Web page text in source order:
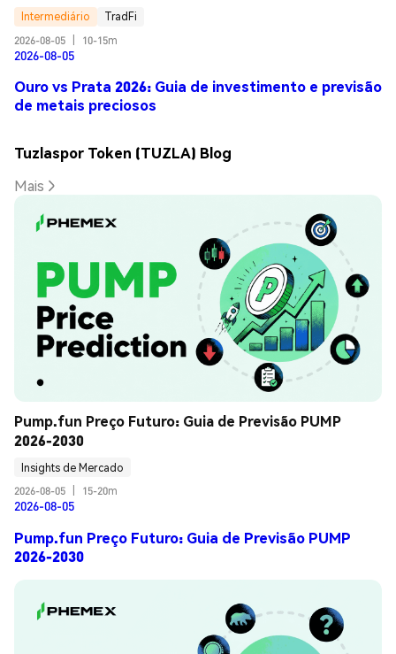
Intermediário
TradFi
2026-08-05
10-15m
2026-08-05
Ouro vs Prata 2026: Guia de investimento e previsão
de metais preciosos
Tuzlaspor Token (TUZLA) Blog
Mais
Pump.fun Preço Futuro: Guia de Previsão PUMP
2026-2030
Insights de Mercado
2026-08-05
15-20m
2026-08-05
Pump.fun Preço Futuro: Guia de Previsão PUMP
2026-2030